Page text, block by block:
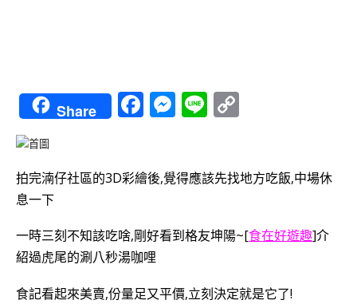
Share Facebook
Messenger
Line
拍完湳仔社區的3D彩繪後,覺得應該先找地方吃飯,中場休
息一下
一時三刻不知該吃啥,剛好看到格友坤陽~[食在好遊趣]介
紹過虎尾的涮八秒湯咖哩
食記看起來美賣,份量足又平價,立刻決定就是它了!